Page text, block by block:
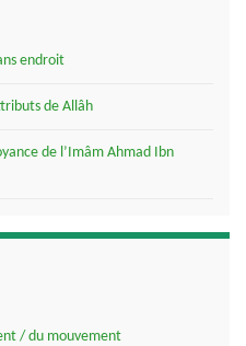
endroit
de Allâh
de l’Imâm Ahmad Ibn
/ du mouvement